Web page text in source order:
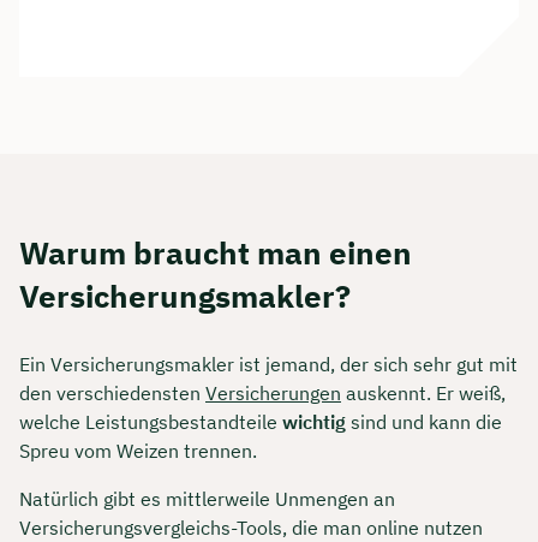
Warum braucht man einen
Versicherungsmakler?
Ein Versicherungsmakler ist jemand, der sich sehr gut mit
den verschiedensten Versicherungen auskennt. Er weiß,
welche Leistungsbestandteile wichtig sind und kann die
Spreu vom Weizen trennen.
Natürlich gibt es mittlerweile Unmengen an
Versicherungsvergleichs-Tools, die man online nutzen